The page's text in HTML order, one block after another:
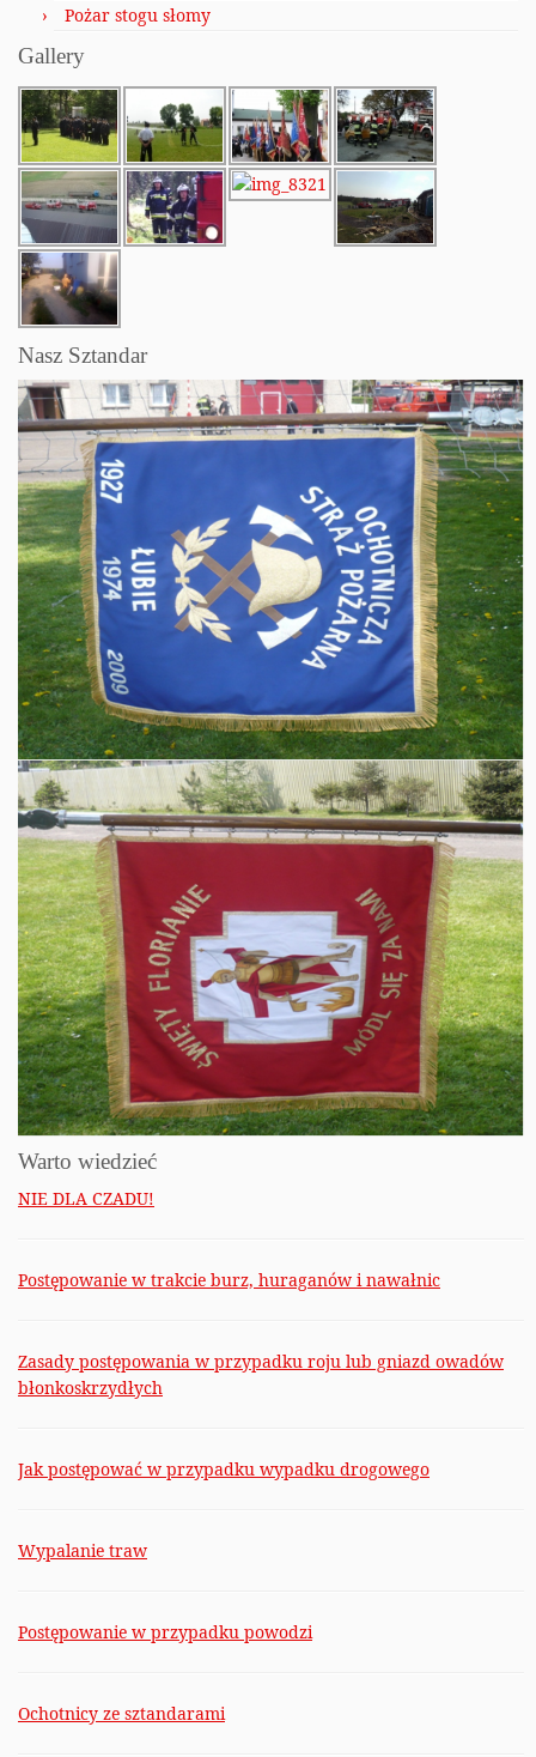
Pożar stogu słomy
Gallery
Nasz Sztandar
Warto wiedzieć
NIE DLA CZADU!
Postępowanie w trakcie burz, huraganów i nawałnic
Zasady postępowania w przypadku roju lub gniazd owadów
błonkoskrzydłych
Jak postępować w przypadku wypadku drogowego
Wypalanie traw
Postępowanie w przypadku powodzi
Ochotnicy ze sztandarami